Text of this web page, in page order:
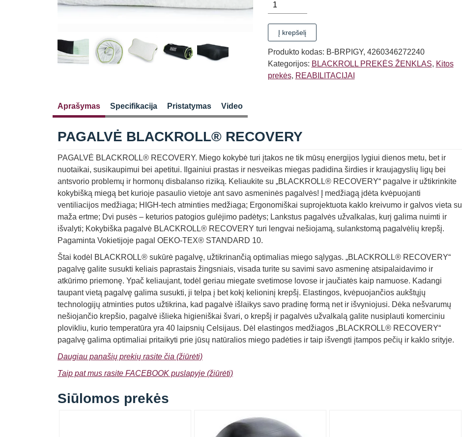
produkto
kiekis:
PAGALVĖ
BLACKROLL®
RECOVERY
Į krepšelį
Produkto kodas: B-BRPIGY, 4260346272240
Kategorijos: BLACKROLL PREKĖS ŽENKLAS, Kitos
prekės, REABILITACIJAI
Aprašymas Specifikacija Pristatymas Video
PAGALVĖ BLACKROLL® RECOVERY
PAGALVĖ BLACKROLL® RECOVERY. Miego kokybė turi įtakos ne tik mūsų energijos lygiui dienos metu, bet ir
nuotaikai, susikaupimui bei apetitui. Ilgainiui prastas ir nesveikas miegas padidina širdies ir kraujagyslių ligų bei
antsvorio problemų ir hormonų disbalanso riziką. Keliaukite su „BLACKROLL® RECOVERY“ pagalve ir užtikrinkite
kokybišką miegą bet kurioje pasaulio vietoje ant savo asmeninės pagalvės! Į medžiagą įdėta kvėpuojanti
ventiliacijos medžiaga; HIGH-tech atminties medžiaga; Ergonomiškai suprojektuota kaklo kreivumo ir galvos vieta su
maža ertme; Dvi pusės – keturios patogios gulėjimo padėtys; Lankstus pagalvės užvalkalas, kurį galima nuimti ir
išvalyti; Kokybiška pagalvė BLACKROLL® RECOVERY turi lengvai nešiojamą, sulankstomą pagalvėlių krepšį.
Pagaminta Vokietijoje pagal OEKO-TEX® STANDARD 10.
Štai kodėl BLACKROLL® sukūrė pagalvę, užtikrinančią optimalias miego sąlygas. „BLACKROLL® RECOVERY“
pagalvę galite susukti keliais paprastais žingsniais, visada turite su savimi savo asmeninę atsipalaidavimo ir
atkūrimo priemonę. Ypač keliaujant, todėl geriau miegate svetimose lovose ir jaučiatės kaip namuose. Kadangi
taupant vietą pagalvę galima susukti, ji telpa į bet kokį kelioninį krepšį. Elastingos, kvėpuojančios aukštųjų
technologijų atminties putos užtikrina, kad pagalvė išlaikys savo pradinę formą net ir išvyniojusi. Dėka nešvarumų
nešiojančio krepšio, pagalvė išlieka higieniškai švari, o krepšį ir pagalvės užvalkalą galite nusiplauti komerciniu
plovikliu, kurio temperatūra yra 40 laipsnių Celsijaus. Dėl elastingos medžiagos „BLACKROLL® RECOVERY“
pagalvę galima optimaliai pritaikyti prie jūsų natūralios miego padėties ir taip išvengti įtampos pečių ir kaklo srityje.
Daugiau panašių prekių rasite čia (žiūrėti)
Taip pat mus rasite FACEBOOK puslapyje (žiūrėti)
Siūlomos prekės